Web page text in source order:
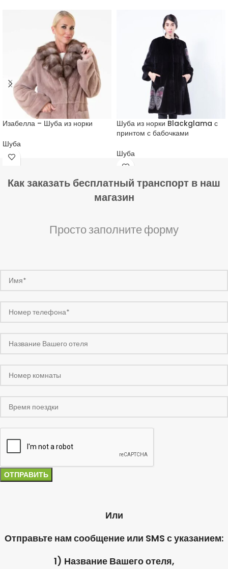
Изабелла – Шуба из норки
Шуба
Шуба из норки Blackglama с
принтом с бабочками
Шуба
Как заказать бесплатный транспорт в наш
магазин
Просто заполните форму
Или
Отправьте нам сообщение или SMS с указанием:
1) Название Вашего отеля,